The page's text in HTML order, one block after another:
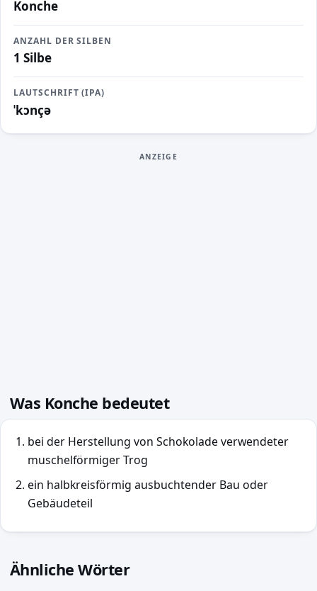
Konche
ANZAHL DER SILBEN
1 Silbe
LAUTSCHRIFT (IPA)
ˈkɔnçə
ANZEIGE
Was Konche bedeutet
bei der Herstellung von Schokolade verwendeter
muschelförmiger Trog
ein halbkreisförmig ausbuchtender Bau oder
Gebäudeteil
Ähnliche Wörter